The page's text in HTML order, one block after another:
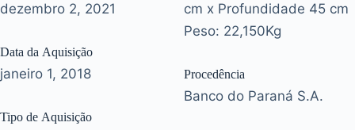
dezembro 2, 2021
Data da Aquisição
janeiro 1, 2018
Tipo de Aquisição
cm x Profundidade 45 cm
Peso: 22,150Kg
Procedência
Banco do Paraná S.A.